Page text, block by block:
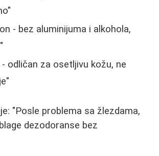
- bez aluminijuma i alkohola,
odličan za osetljivu kožu, ne
"Posle problema sa žlezdama,
dezodoranse bez